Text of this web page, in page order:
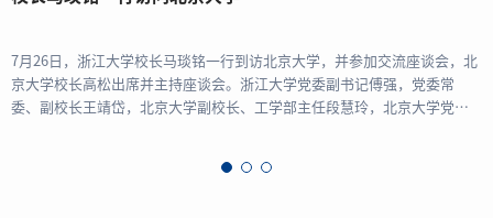
7月20日上午，未来学习中心试点高校工作交流会在浙江大学紫金港校区举
行。会议系统总结未来学习中心试点高校建设经验，共同探讨未来学习中
心建设路径，为智能时代高等教育的转型发展贡献智慧与力量。浙江大学